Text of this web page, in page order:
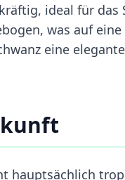
ideal für
was auf
eine
hauptsächlich